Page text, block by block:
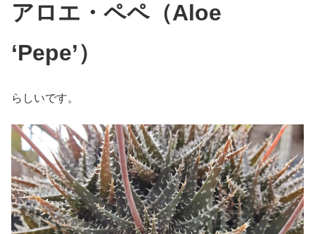
アロエ・ペペ（Aloe
‘Pepe’）
らしいです。